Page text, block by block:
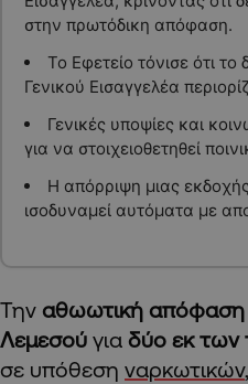
στην πρωτόδικη απόφαση.
Το Εφετείο τόνισε ότι
Γενικού Εισαγγελέα
Γενικές υποψίες και
για να στοιχειοθετηθεί
Η απόρριψη μιας
ισοδυναμεί αυτόματα με
Την αθωωτική απόφαση
Λεμεσού για δύο εκ των
σε υπόθεση ναρκωτικών